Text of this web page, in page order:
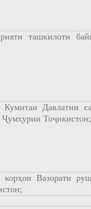
ташкилоти
Давлатии
Тоҷикистон;
корҳои Вазорати